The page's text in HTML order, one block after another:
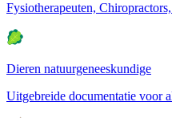
Fysiotherapeuten,
Dieren natuurgeneeskundige
Uitgebreide documentatie voor